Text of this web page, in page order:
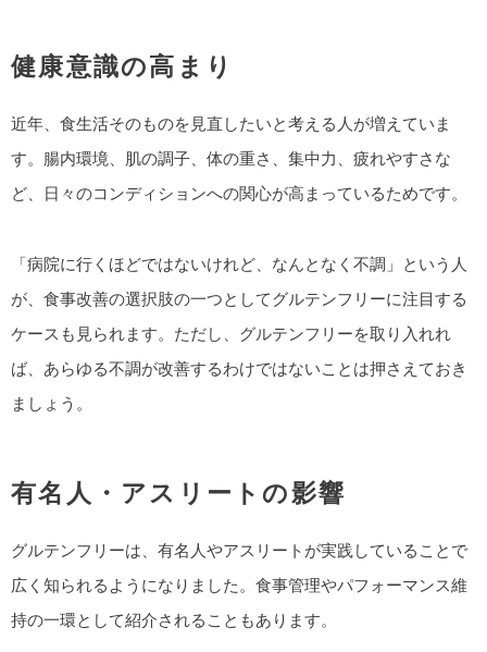
健康意識の高まり
近年、食生活そのものを見直したいと考える人が増えていま
す。腸内環境、肌の調子、体の重さ、集中力、疲れやすさな
ど、日々のコンディションへの関心が高まっているためです。
「病院に行くほどではないけれど、なんとなく不調」という人
が、食事改善の選択肢の一つとしてグルテンフリーに注目する
ケースも見られます。ただし、グルテンフリーを取り入れれ
ば、あらゆる不調が改善するわけではないことは押さえておき
ましょう。
有名人・アスリートの影響
グルテンフリーは、有名人やアスリートが実践していることで
広く知られるようになりました。食事管理やパフォーマンス維
持の一環として紹介されることもあります。